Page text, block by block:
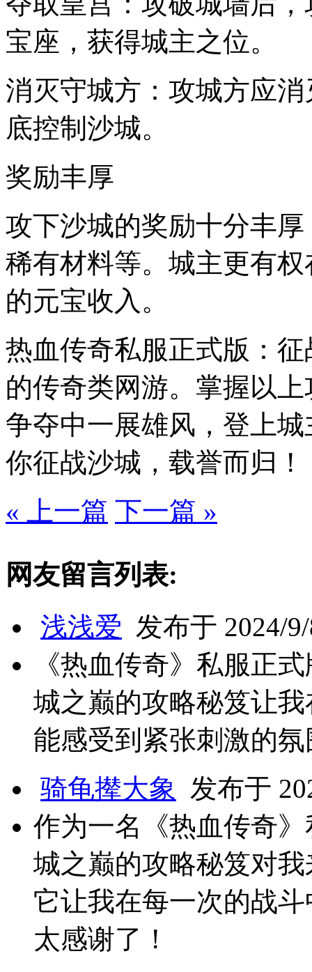
宝座，获得城主之位。
消灭守城方：攻城方应
底控制沙城。
奖励丰厚
攻下沙城的奖励十分丰
稀有材料等。城主更有
的元宝收入。
热血传奇私服正式版：
的传奇类网游。掌握以
争夺中一展雄风，登上
你征战沙城，载誉而归！
« 上一篇 下一篇 »
网友留言列表:
浅浅爱 发布于 2024/
《热血传奇》私服正
城之巅的攻略秘笈让
能感受到紧张刺激的
骑龟撵大象
发布于
作为一名《热血传奇
城之巅的攻略秘笈对
它让我在每一次的战
太感谢了！